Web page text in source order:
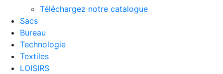
Téléchargez notre catalogue
Sacs
Bureau
Technologie
Textiles
LOISIRS